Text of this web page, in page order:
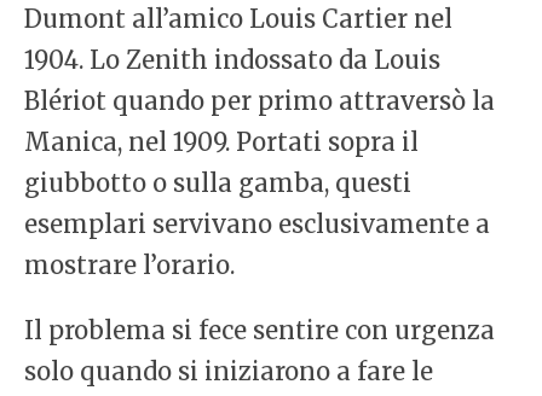
Dumont all’amico Louis Cartier nel
1904. Lo Zenith indossato da Louis
Blériot quando per primo attraversò la
Manica, nel 1909. Portati sopra il
giubbotto o sulla gamba, questi
esemplari servivano esclusivamente a
mostrare l’orario.
Il problema si fece sentire con urgenza
solo quando si iniziarono a fare le